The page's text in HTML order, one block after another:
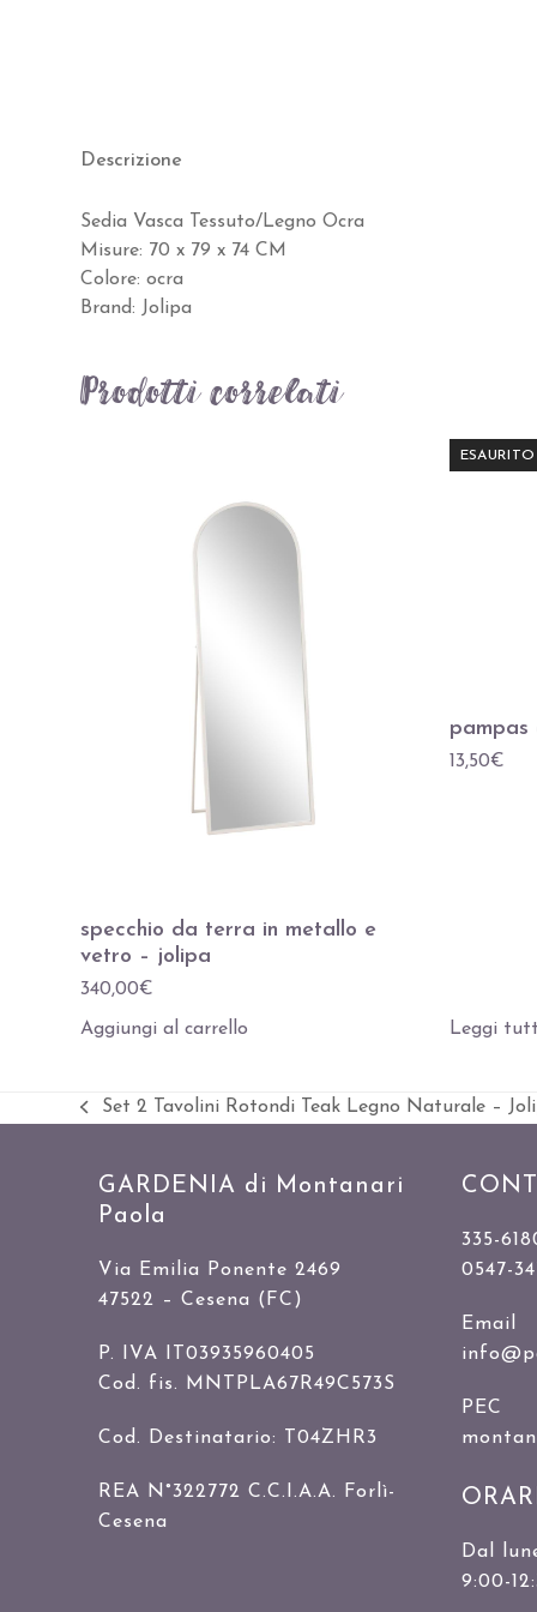
Descrizione
Sedia Vasca Tessuto/Legno Ocra
Misure: 70 x 79 x 74 CM
Colore: ocra
Brand: Jolipa
Prodotti correlati
specchio da terra in metallo e
vetro – jolipa
340,00€
Aggiungi al carrello
ESAURITO
pampas
13,50€
Leggi
Slide
Set 2 Tavolini Rotondi Teak Legno Naturale –
GARDENIA di Montanari
Paola
Via Emilia Ponente 2469
47522 – Cesena (FC)
P. IVA IT03935960405
Cod. fis. MNTPLA67R49C573S
Cod. Destinatario: T04ZHR3
REA N°322772 C.C.I.A.A. Forlì-
Cesena
335-
0547-
Email
PEC
Dal
9:00-